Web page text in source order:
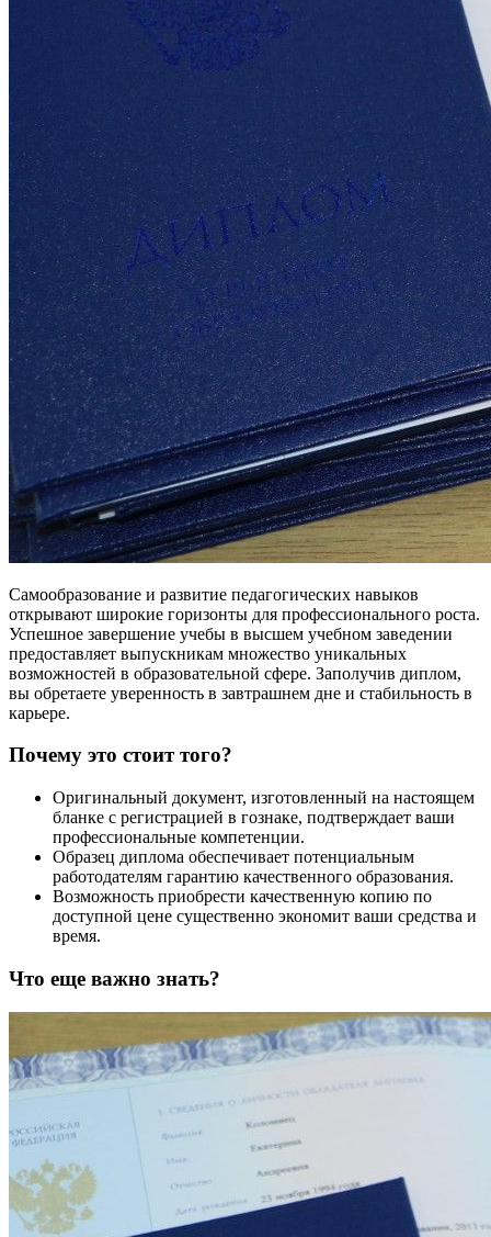
Самообразование и развитие педагогических навыков
открывают широкие горизонты для профессионального роста.
Успешное завершение учебы в высшем учебном заведении
предоставляет выпускникам множество уникальных
возможностей в образовательной сфере. Заполучив диплом,
вы обретаете уверенность в завтрашнем дне и стабильность в
карьере.
Почему это стоит того?
Оригинальный документ, изготовленный на настоящем
бланке с регистрацией в гознаке, подтверждает ваши
профессиональные компетенции.
Образец диплома обеспечивает потенциальным
работодателям гарантию качественного образования.
Возможность приобрести качественную копию по
доступной цене существенно экономит ваши средства и
время.
Что еще важно знать?